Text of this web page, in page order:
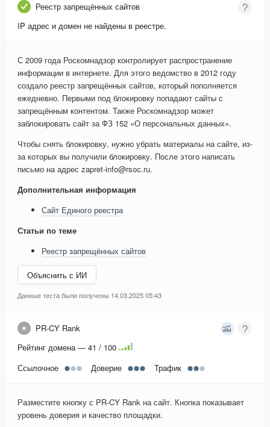
Реестр запрещённых сайтов
IP адрес и домен не найдены в реестре.
С 2009 года Роскомнадзор контролирует распространение
информации в интернете. Для этого ведомство в 2012 году
создало реестр запрещённых сайтов, который пополняется
ежедневно. Первыми под блокировку попадают сайты с
запрещённым контентом. Также Роскомнадзор может
заблокировать сайт за ФЗ 152 «О персональных данных».
Чтобы снять блокировку, нужно убрать материалы на сайте, из-
за которых вы получили блокировку. После этого написать
письмо на адрес zapret-info@rsoc.ru.
Дополнительная информация
Сайт Единого реестра
Статьи по теме
Реестр запрещённых сайтов
Объяснить с ИИ
Данные теста были получены 14.03.2025 05:43
PR-CY Rank
Рейтинг домена — 41 / 100
Ссылочное
Доверие Трафик
Разместите кнопку с PR-CY Rank на сайт. Кнопка показывает
уровень доверия и качество площадки.